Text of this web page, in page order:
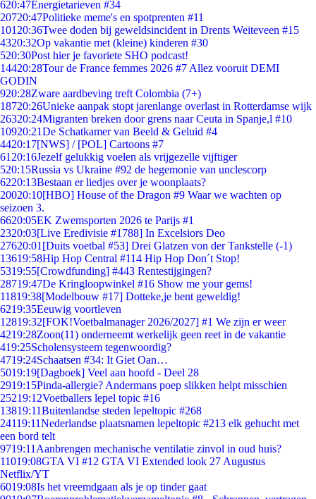
620:47Energietarieven #34
20720:47Politieke meme's en spotprenten #11
101 20:36Twee doden bij geweldsincident in Drents Weiteveen #15
4320:32Op vakantie met (kleine) kinderen #30
520:30Post hier je favoriete SHO podcast!
14420:28Tour de France femmes 2026 #7 Allez vooruit DEMI
GODIN
920:28Zware aardbeving treft Colombia (7+)
18720:26Unieke aanpak stopt jarenlange overlast in Rotterdamse wijk
26320:24Migranten breken door grens naar Ceuta in Spanje,l #10
10920:21De Schatkamer van Beeld & Geluid #4
4420:17[NWS] / [POL] Cartoons #7
61 20:16Jezelf gelukkig voelen als vrijgezelle vijftiger
520:15Russia vs Ukraine #92 de hegemonie van unclescorp
6220:13Bestaan er liedjes over je woonplaats?
20020:10[HBO] House of the Dragon #9 Waar we wachten op
seizoen 3.
6620:05EK Zwemsporten 2026 te Parijs #1
2320:03[Live Eredivisie #1788] In Excelsiors Deo
27620:01 [Duits voetbal #53] Drei Glatzen von der Tankstelle (-1)
13619:58Hip Hop Central #114 Hip Hop Don´t Stop!
5319:55[Crowdfunding] #443 Rentestijgingen?
28719:47De Kringloopwinkel #16 Show me your gems!
11819:38[Modelbouw #17] Dotteke,je bent geweldig!
6219:35Eeuwig voortleven
12819:32[FOK!Voetbalmanager 2026/2027] #1 We zijn er weer
4219:28Zoon(11) onderneemt werkelijk geen reet in de vakantie
419:25Scholensysteem tegenwoordig?
4719:24Schaatsen #34: It Giet Oan…
5019:19[Dagboek] Veel aan hoofd - Deel 28
2919:15Pinda-allergie? Andermans poep slikken helpt misschien
25219:12Voetballers lepel topic #16
13819:11Buitenlandse steden lepeltopic #268
24119:11Nederlandse plaatsnamen lepeltopic #213 elk gehucht met
een bord telt
9719:11 Aanbrengen mechanische ventilatie zinvol in oud huis?
11019:08GTA VI #12 GTA VI Extended look 27 Augustus
Netflix/YT
6019:08Is het vreemdgaan als je op tinder gaat